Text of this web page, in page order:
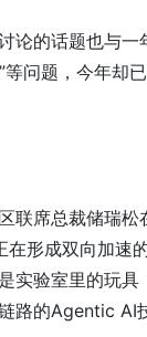
论的话题也与
等问题，今年却
联席总裁储瑞松
形成双向加速
实验室里的玩具
路的Agentic AI